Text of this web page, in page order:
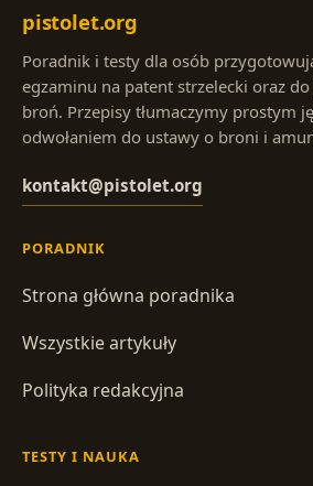
pistolet.org
Poradnik i testy dla osób
egzaminu na patent strzelecki oraz
broń. Przepisy tłumaczymy prostym
odwołaniem do ustawy o broni i
kontakt@pistolet.org
PORADNIK
Strona główna poradnika
Wszystkie artykuły
Polityka redakcyjna
TESTY I NAUKA